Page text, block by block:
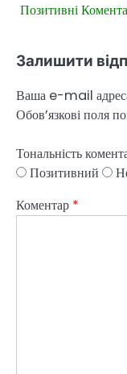
Позитивні
Залишити
Ваша e-mail
Обов’язкові поля
Тональність
Позитивний
Коментар *